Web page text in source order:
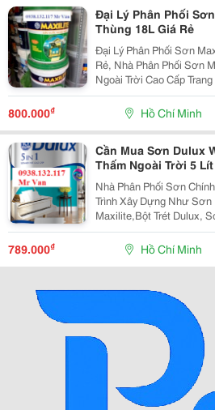
Đại Lý Phân Phối
Thùng 18L Giá Rẻ
Đại Lý Phân Phối Sơn
Rẻ, Nhà Phân Phối Sơn Maxilite
Ngoài Trời Cao Cấp
+ Sơn Maxilite Ngoài
Năng Nổi Trội Sơn
800.000₫ Hồ Chí Minh
Cần Mua Sơn Dulux
Thấm Ngoài Trời 5
Nhà Phân Phối Sơn
Trình Xây Dựng Như
Maxilite,Bột Trét Dulux,
Joton, Sơn Bạch Tuyết,
Dòng Sơn
789.000₫ Hồ Chí Minh